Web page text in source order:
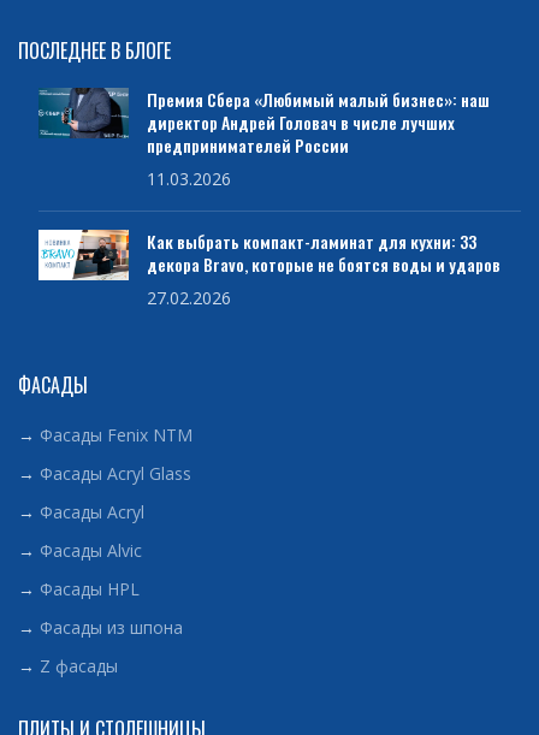
ПОСЛЕДНЕЕ В БЛОГЕ
Премия Сбера «Любимый малый бизнес»: наш
директор Андрей Головач в числе лучших
предпринимателей России
11.03.2026
Как выбрать компакт-ламинат для кухни: 33
декора Bravo, которые не боятся воды и ударов
27.02.2026
ФАСАДЫ
→ Фасады Fenix NTM
→ Фасады Acryl Glass
→ Фасады Acryl
→ Фасады Alvic
→ Фасады HPL
→ Фасады из шпона
→ Z фасады
ПЛИТЫ И СТОЛЕШНИЦЫ